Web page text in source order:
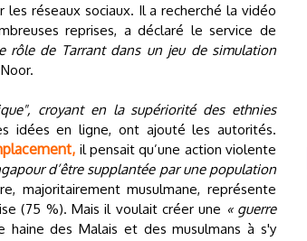
réseaux sociaux. Il a recherché la vidéo
reprises, a déclaré le service de
rôle de Tarrant dans un jeu de simulation
croyant en la supériorité des ethnies
idées en ligne, ont ajouté les autorités.
il pensait qu’une action violente
d’être supplantée par une population
majoritairement musulmane, représente
(75 %). Mais il voulait créer une « guerre
des Malais et des musulmans à s'y